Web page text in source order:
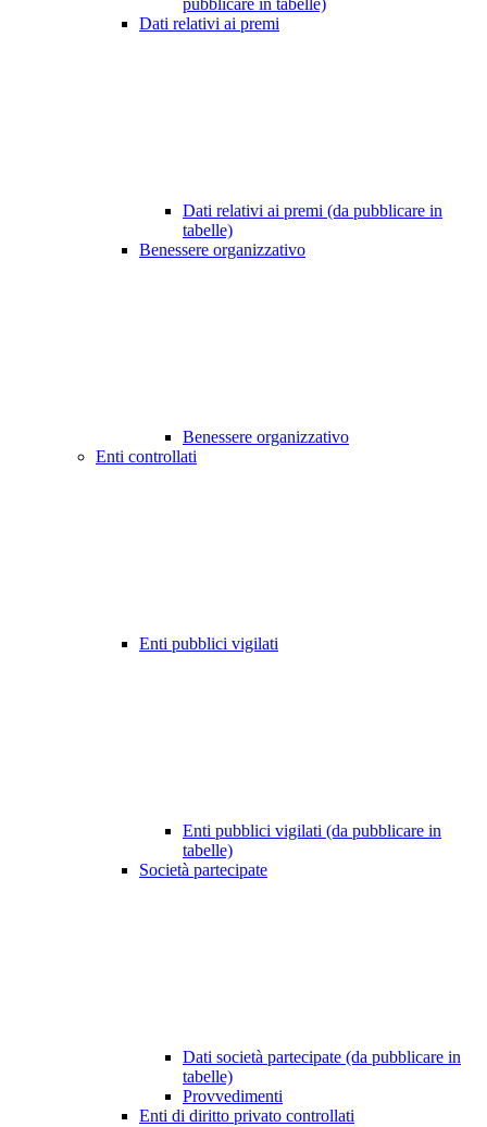
pubblicare in tabelle)
Dati relativi ai premi
Dati relativi ai premi (da pubblicare in
tabelle)
Benessere organizzativo
Benessere organizzativo
Enti controllati
Enti pubblici vigilati
Enti pubblici vigilati (da pubblicare in
tabelle)
Società partecipate
Dati società partecipate (da pubblicare in
tabelle)
Provvedimenti
Enti di diritto privato controllati